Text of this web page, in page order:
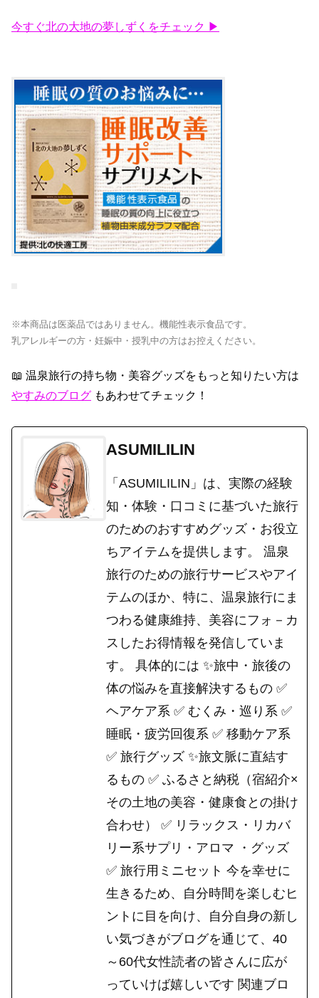
今すぐ北の大地の夢しずくをチェック ▶
※本商品は医薬品ではありません。機能性表示食品です。
乳アレルギーの方・妊娠中・授乳中の方はお控えください。
📖 温泉旅行の持ち物・美容グッズをもっと知りたい方は
やすみのブログ もあわせてチェック！
ASUMILILIN
「ASUMILILIN」は、実際の経験
知・体験・口コミに基づいた旅行
のためのおすすめグッズ・お役立
ちアイテムを提供します。 温泉
旅行のための旅行サービスやアイ
テムのほか、特に、温泉旅行にま
つわる健康維持、美容にフォ－カ
スしたお得情報を発信していま
す。 具体的には ✨旅中・旅後の
体の悩みを直接解決するもの ✅
ヘアケア系 ✅ むくみ・巡り系 ✅
睡眠・疲労回復系 ✅ 移動ケア系
✅ 旅行グッズ ✨旅文脈に直結す
るもの ✅ ふるさと納税（宿紹介×
その土地の美容・健康食との掛け
合わせ） ✅ リラックス・リカバ
リー系サプリ・アロマ ・グッズ
✅ 旅行用ミニセット 今を幸せに
生きるため、自分時間を楽しむヒ
ントに目を向け、自分自身の新し
い気づきがブログを通じて、40
～60代女性読者の皆さんに広が
っていけば嬉しいです 関連ブロ